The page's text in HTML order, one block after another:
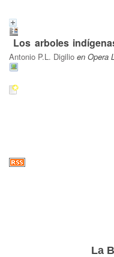
Los arboles
Antonio P.L. Digilio en Opera
La